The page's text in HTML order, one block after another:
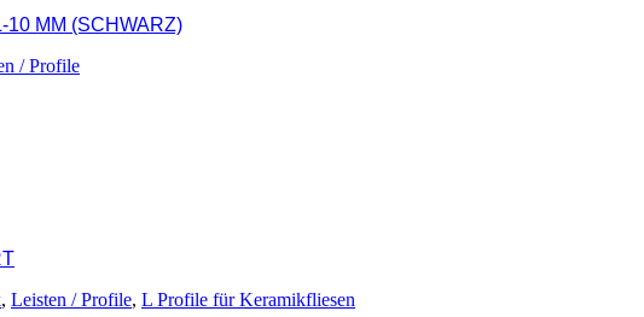
MM (SCHWARZ)
/ Profile
, Leisten / Profile, L Profile für Keramikfliesen